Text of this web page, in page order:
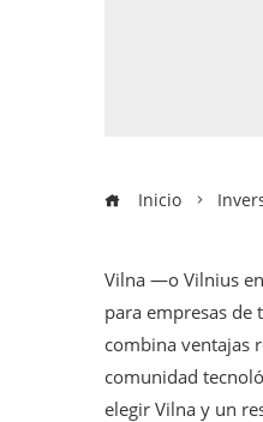
Inicio
Vilna —o Vilnius
para empresas
combina ventajas
comunidad
elegir Vilna y un